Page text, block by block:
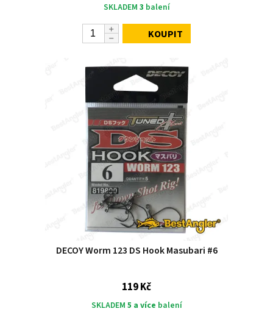
SKLADEM 3 balení
KOUPIT
DECOY Worm 123 DS Hook Masubari #6
119 Kč
SKLADEM 5 a více balení